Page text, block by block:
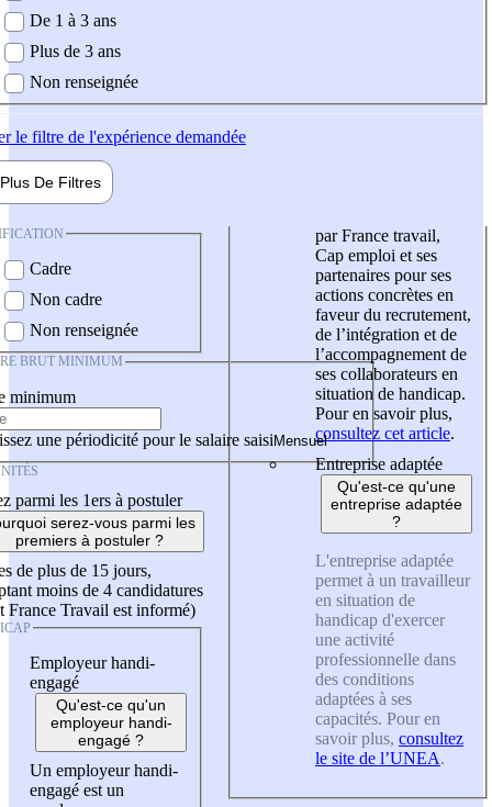
De 1 à 3 ans
Plus de 3 ans
Non renseignée
le filtre de l'expérience demandée
Plus De Filtres
Cadre
Non cadre
Non renseignée
BRUT MINIMUM
minimum
une périodicité pour le salaire saisi
parmi les 1ers à postuler
serez-vous parmi les
premiers à postuler ?
de plus de 15 jours,
moins de 4 candidatures
France Travail est informé)
Employeur handi-
engagé
Qu'est-ce qu'un
employeur handi-
engagé ?
Un employeur handi-
engagé est un
par France travail,
Cap emploi et ses
partenaires pour ses
actions concrètes en
faveur du recrutement,
de l’intégration et de
l’accompagnement de
ses collaborateurs en
situation de handicap.
Pour en savoir plus,
consultez cet article.
Entreprise adaptée
Qu'est-ce qu'une
entreprise adaptée
?
L'entreprise adaptée
permet à un travailleur
en situation de
handicap d'exercer
une activité
professionnelle dans
des conditions
adaptées à ses
capacités. Pour en
savoir plus, consultez
le site de l’UNEA.